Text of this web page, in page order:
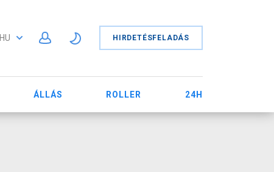
HU HIRDETÉSFELADÁS
ÁLLÁS ROLLER 24H